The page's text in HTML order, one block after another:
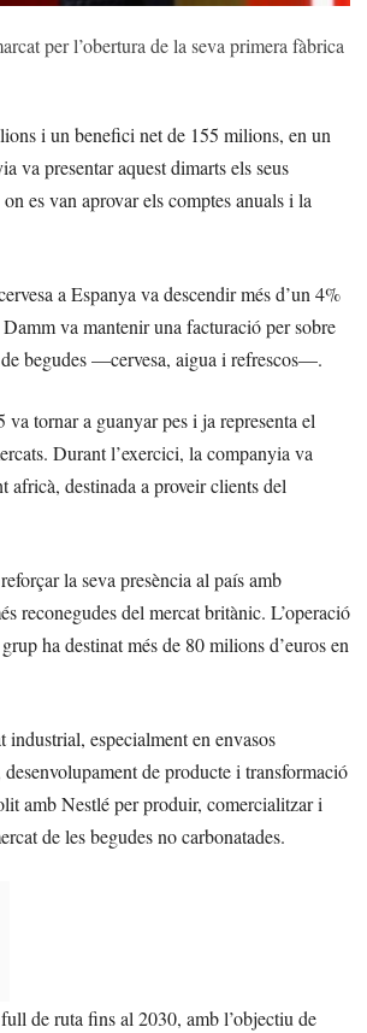
per l’obertura de la seva primera fàbrica
i un benefici net de 155 milions, en un
va presentar aquest dimarts els seus
es van aprovar els comptes anuals i la
a Espanya va descendir més d’un 4%
va mantenir una facturació per sobre
begudes —cervesa, aigua i refrescos—.
tornar a guanyar pes i ja representa el
Durant l’exercici, la companyia va
africà, destinada a proveir clients del
la seva presència al país amb
reconegudes del mercat britànic. L’operació
ha destinat més de 80 milions d’euros en
especialment en envasos
de producte i transformació
amb Nestlé per produir, comercialitzar i
de les begudes no carbonatades.
de ruta fins al 2030, amb l’objectiu de